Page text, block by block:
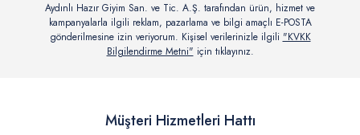
Aydınlı Hazır Giyim San. ve Tic. A.Ş. tarafından ürün, hizmet ve
kampanyalarla ilgili reklam, pazarlama ve bilgi amaçlı E-POSTA
gönderilmesine izin veriyorum. Kişisel verilerinizle ilgili "KVKK
Bilgilendirme Metni" için tıklayınız.
Müşteri Hizmetleri Hattı